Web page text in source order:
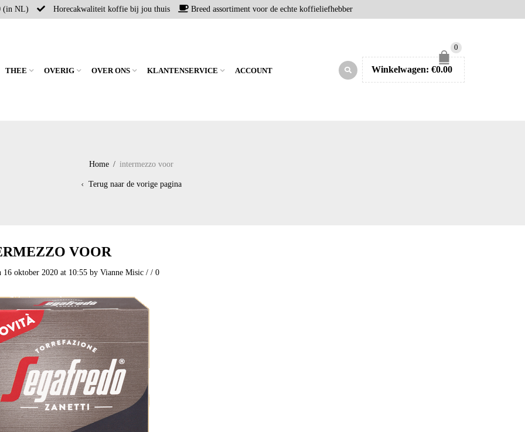
(in NL) Horecakwaliteit koffie bij jou thuis Breed assortiment voor de echte koffieliefhebber
THEE OVERIG OVER ONS KLANTENSERVICE ACCOUNT
0
Winkelwagen: €0.00
Home / intermezzo voor
Terug naar de vorige pagina
VOOR
16 oktober 2020 at 10:55 by Vianne Misic/ / 0